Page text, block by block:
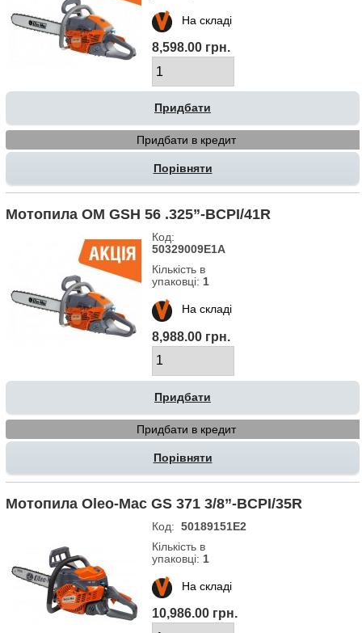
На складі
8,598.00 грн.
Придбати в кредит
Порівняти
Мотопила OM GSH 56 .325”-BCPI/41R
Код:
50329009E1A
Кількість в
упаковці: 1
На складі
8,988.00 грн.
Придбати в кредит
Порівняти
Мотопила Oleo-Маc GS 371 3/8”-BCPI/35R
Код: 50189151E2
Кількість в
упаковці: 1
На складі
10,986.00 грн.